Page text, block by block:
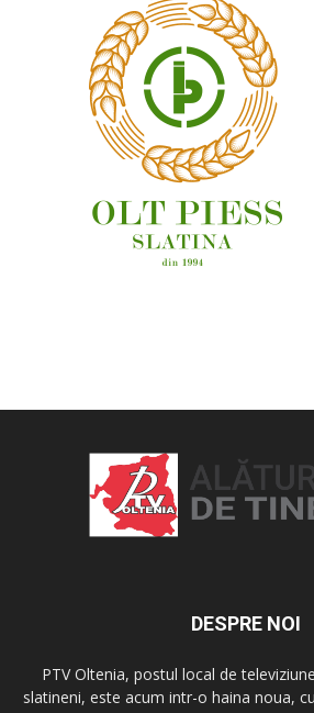
DESPRE NOI
PTV Oltenia, postul local de
slatineni, este acum intr-o haina noua,